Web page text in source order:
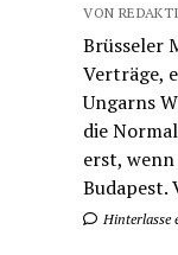
VON
Brüsseler
Verträge,
Ungarns
die
erst,
Budapest.
Hinterlasse